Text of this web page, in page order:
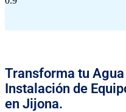
Transforma tu
Instalación de
en Jijona.